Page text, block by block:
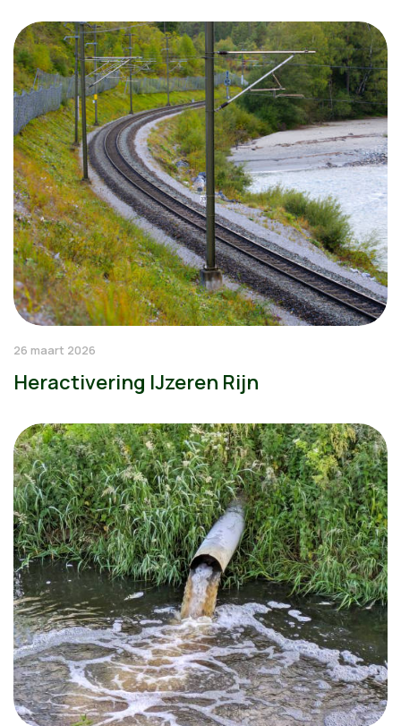
26 maart 2026
Heractivering IJzeren Rijn